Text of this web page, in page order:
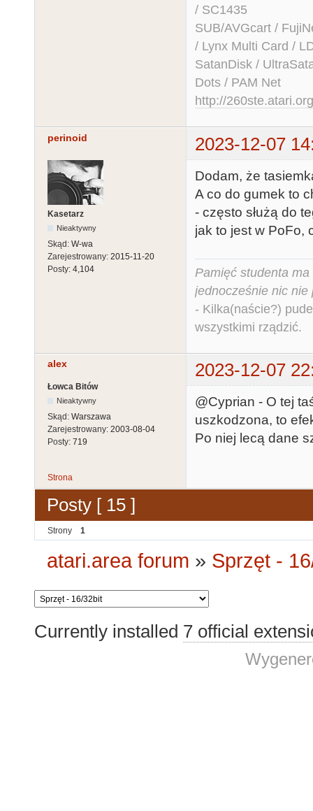
/ SC1435
SUB/AVGcart /
/ Lynx Multi Card /
SatanDisk /
Dots / PAM Net
http://260ste.atari.org
perinoid 2023-12-07
Kasetarz
Nieaktywny
Skąd: W-wa
Zarejestrowany: 2015-11-20
Posty: 4,104
Dodam, że
A co do gumek to
- często służą do
jak to jest w PoFo,
Pamięć studenta
jednocześnie nic nie
- Kilka(naście?)
wszystkimi rządzić.
alex 2023-12-07
Łowca Bitów
Nieaktywny
Skąd: Warszawa
Zarejestrowany: 2003-08-04
Posty: 719
@Cyprian - O tej
uszkodzona, to
Po niej lecą dane
Strona
Posty [ 15 ]
Strony 1
atari.area forum » Sprzęt -
Currently installed 7 official